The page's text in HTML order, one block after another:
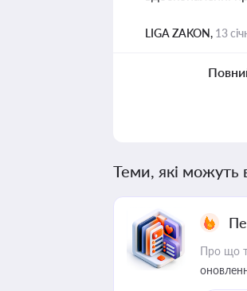
LIGA ZAKON, 13
Теми, які можуть
Про що